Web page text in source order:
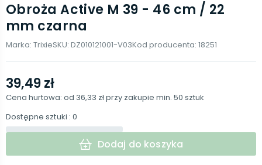
Obroża Active M 39 - 46 cm / 22
mm czarna
Marka: TrixieSKU: DZ010121001-V03Kod producenta: 18251
39,49 zł
Cena hurtowa: od 36,33 złprzy zakupie min. 50 sztuk
Dostępne sztuki : 0
Dodaj do koszyka